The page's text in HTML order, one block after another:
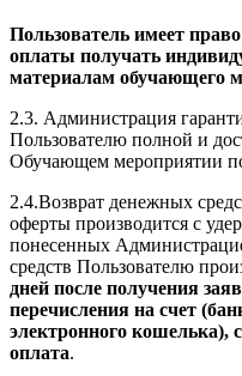
Пользователь имеет
оплаты получать
материалам обучающего
2.3. Администрация
Пользователю полной и
Обучающем мероприятии
2.4.Возврат денежных
оферты производится с
понесенных
средств Пользователю
дней после получения
перечисления на счет
электронного кошелька),
оплата.